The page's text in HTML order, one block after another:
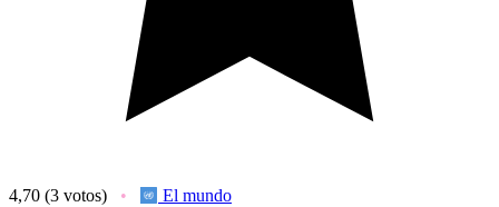
4,70 (3 votos)
El mundo